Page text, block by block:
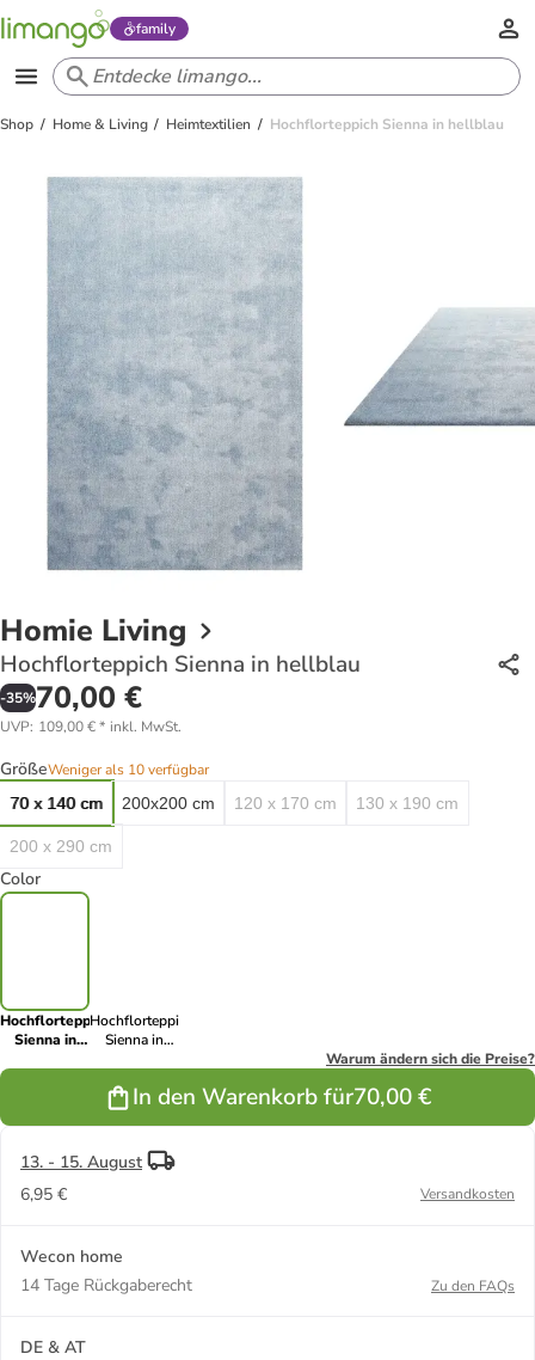
family
Shop Home & Living Heimtextilien Hochflorteppich Sienna in hellblau
Homie Living
Hochflorteppich Sienna in hellblau
-35%70,00 €
UVP: 109,00 €* inkl. MwSt.
GrößeWeniger als 10 verfügbar
70 x 140 cm
200x200 cm 120 x 170 cm 130 x 190 cm
200 x 290 cm
Color
Hochflorteppich
Sienna in
Hochflorteppich
Sienna in
Warum ändern sich die Preise?
In den Warenkorb für70,00 €
13. - 15. August
6,95 €
Versandkosten
Wecon home
14 Tage Rückgaberecht
Zu den FAQs
DE & AT